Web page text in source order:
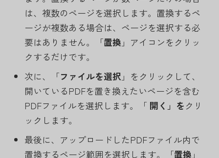
は、複数のページを選択します。置換するペ
ージが複数ある場合は、ページを選択する必
要はありません。「置換 」アイコンをクリッ
クするだけです。
次に、「ファイルを選択 」をクリックして、
開いているPDFを置き換えたいページを含む
PDFファイルを選択します。「 開く」をクリ
ックします。
最後に、アップロードしたPDFファイル内で
置換するページ範囲を選択します。「置換 」